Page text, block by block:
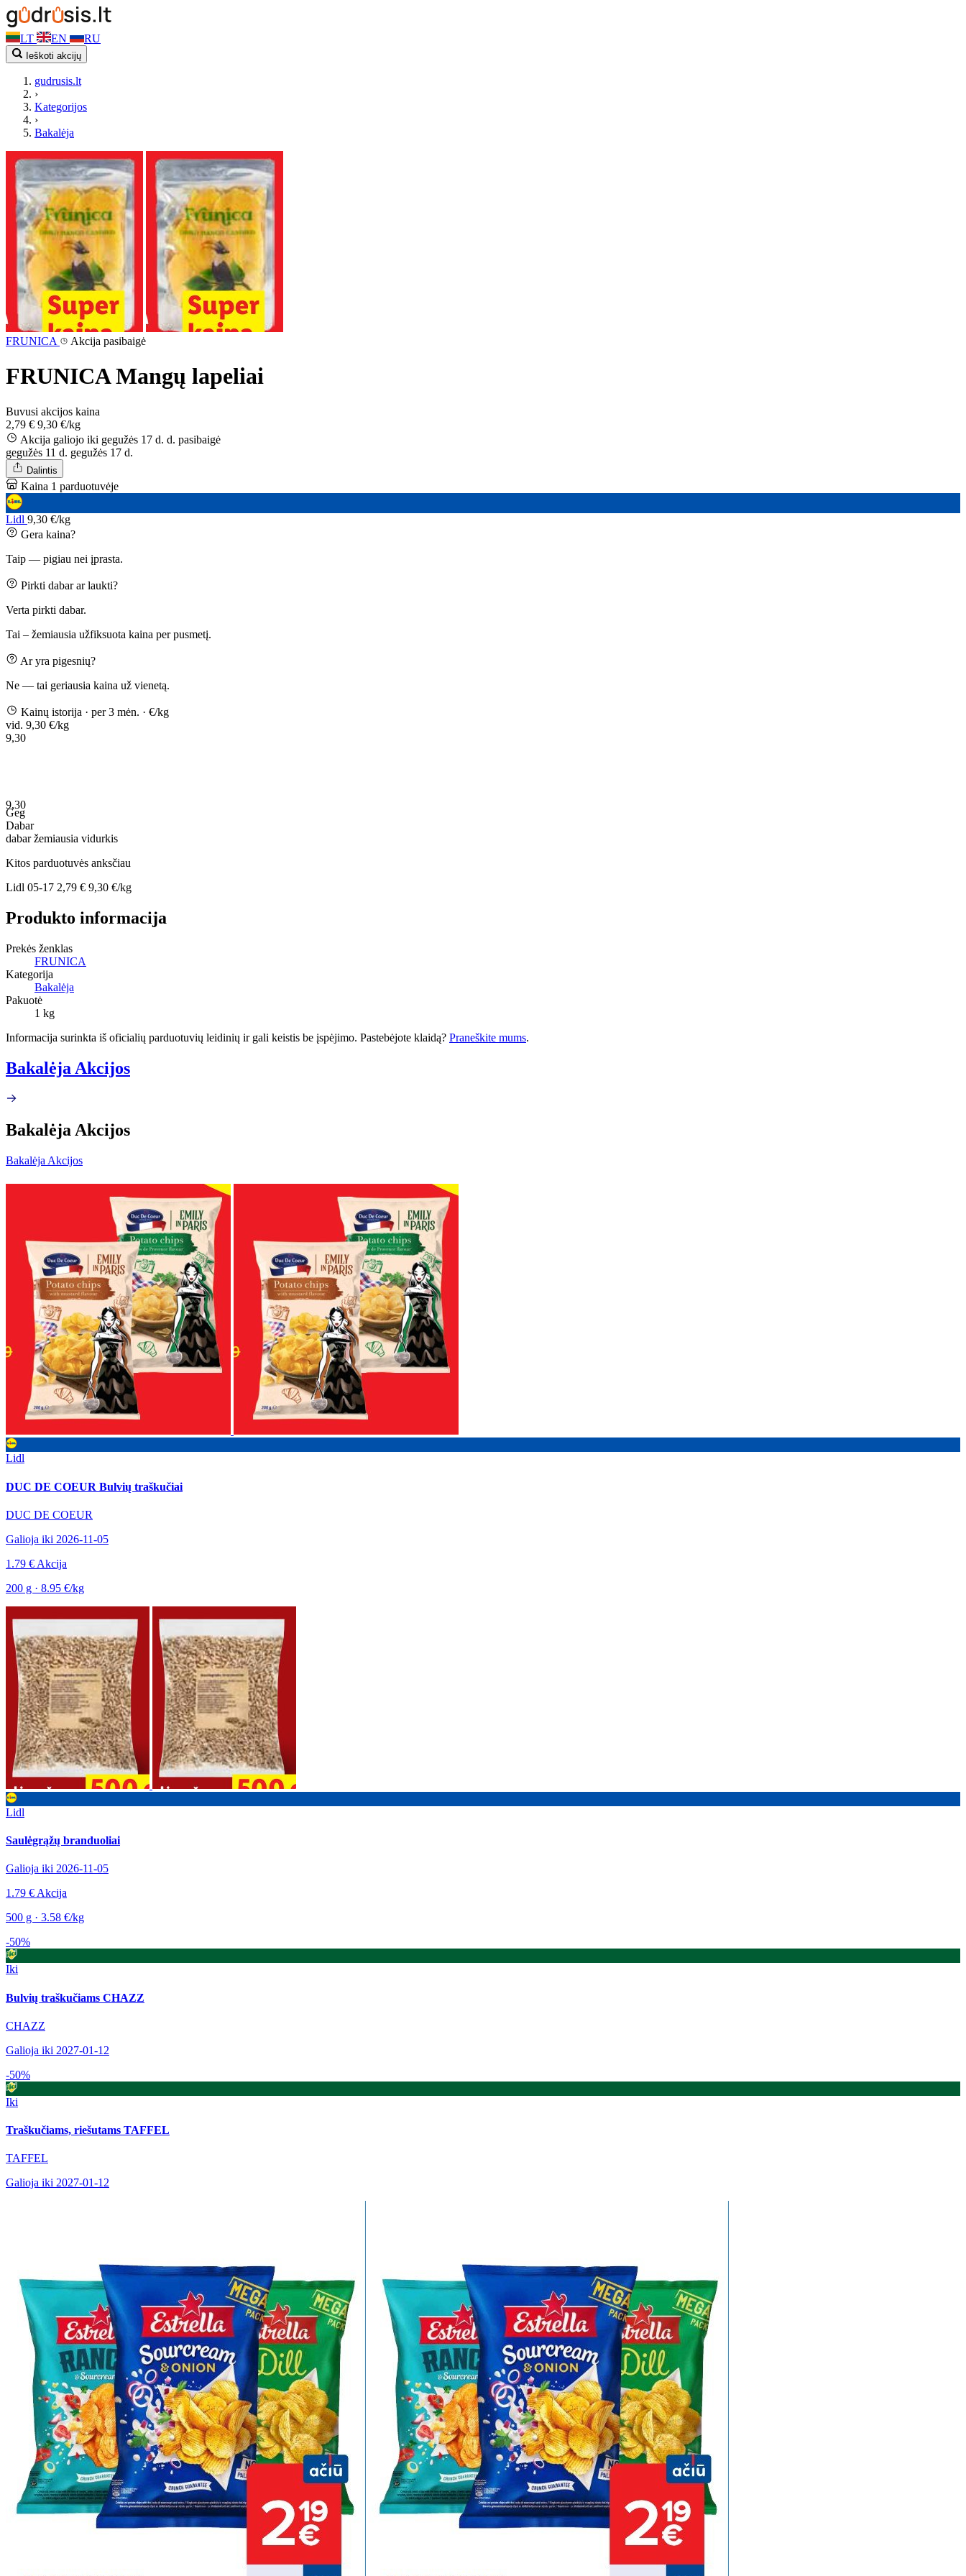
LT EN RU
Ieškoti akcijų
gudrusis.lt
›
Kategorijos
›
Bakalėja
FRUNICA Akcija pasibaigė
FRUNICA Mangų lapeliai
Buvusi akcijos kaina
2,79 € 9,30 €/kg
Akcija galiojo iki gegužės 17 d. d. pasibaigė
gegužės 11 d. gegužės 17 d.
Dalintis
Kaina 1 parduotuvėje
Lidl 9,30 €/kg
Gera kaina?
Taip — pigiau nei įprasta.
Pirkti dabar ar laukti?
Verta pirkti dabar.
Tai – žemiausia užfiksuota kaina per pusmetį.
Ar yra pigesnių?
Ne — tai geriausia kaina už vienetą.
Kainų istorija · per 3 mėn. · €/kg
vid. 9,30 €/kg
9,30
9,30
Geg
Dabar
dabaržemiausia vidurkis
Kitos parduotuvės anksčiau
Lidl 05-17 2,79 € 9,30 €/kg
Produkto informacija
Prekės ženklas
FRUNICA
Kategorija
Bakalėja
Pakuotė
1 kg
Informacija surinkta iš oficialių parduotuvių leidinių ir gali keistis be įspėjimo. Pastebėjote klaidą? Praneškite mums.
Bakalėja Akcijos
Bakalėja Akcijos
Bakalėja Akcijos
Lidl
DUC DE COEUR Bulvių traškučiai
DUC DE COEUR
Galioja iki 2026-11-05
1.79 € Akcija
200 g · 8.95 €/kg
Lidl
Saulėgrąžų branduoliai
Galioja iki 2026-11-05
1.79 € Akcija
500 g · 3.58 €/kg
-50%
Iki
Bulvių traškučiams CHAZZ
CHAZZ
Galioja iki 2027-01-12
-50%
Iki
Traškučiams, riešutams TAFFEL
TAFFEL
Galioja iki 2027-01-12